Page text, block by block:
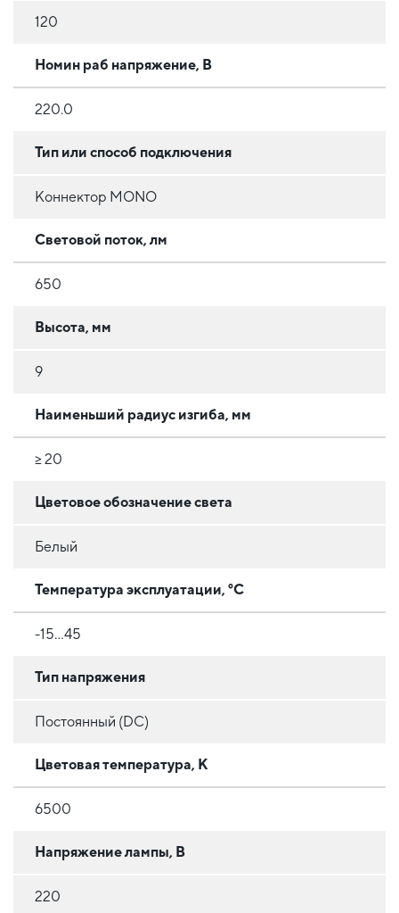
120
Номин раб напряжение, В
220.0
Тип или способ подключения
Коннектор MONO
Световой поток, лм
650
Высота, мм
9
Наименьший радиус изгиба, мм
≥ 20
Цветовое обозначение света
Белый
Температура эксплуатации, °C
-15...45
Тип напряжения
Постоянный (DC)
Цветовая температура, К
6500
Напряжение лампы, В
220